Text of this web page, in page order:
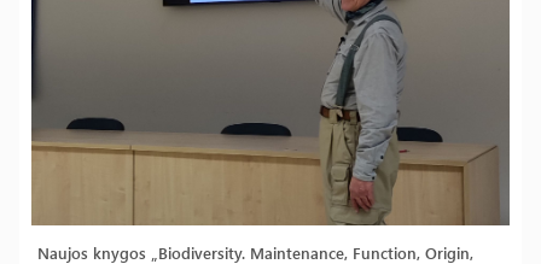
Naujos knygos „Biodiversity. Maintenance, Function, Origin,